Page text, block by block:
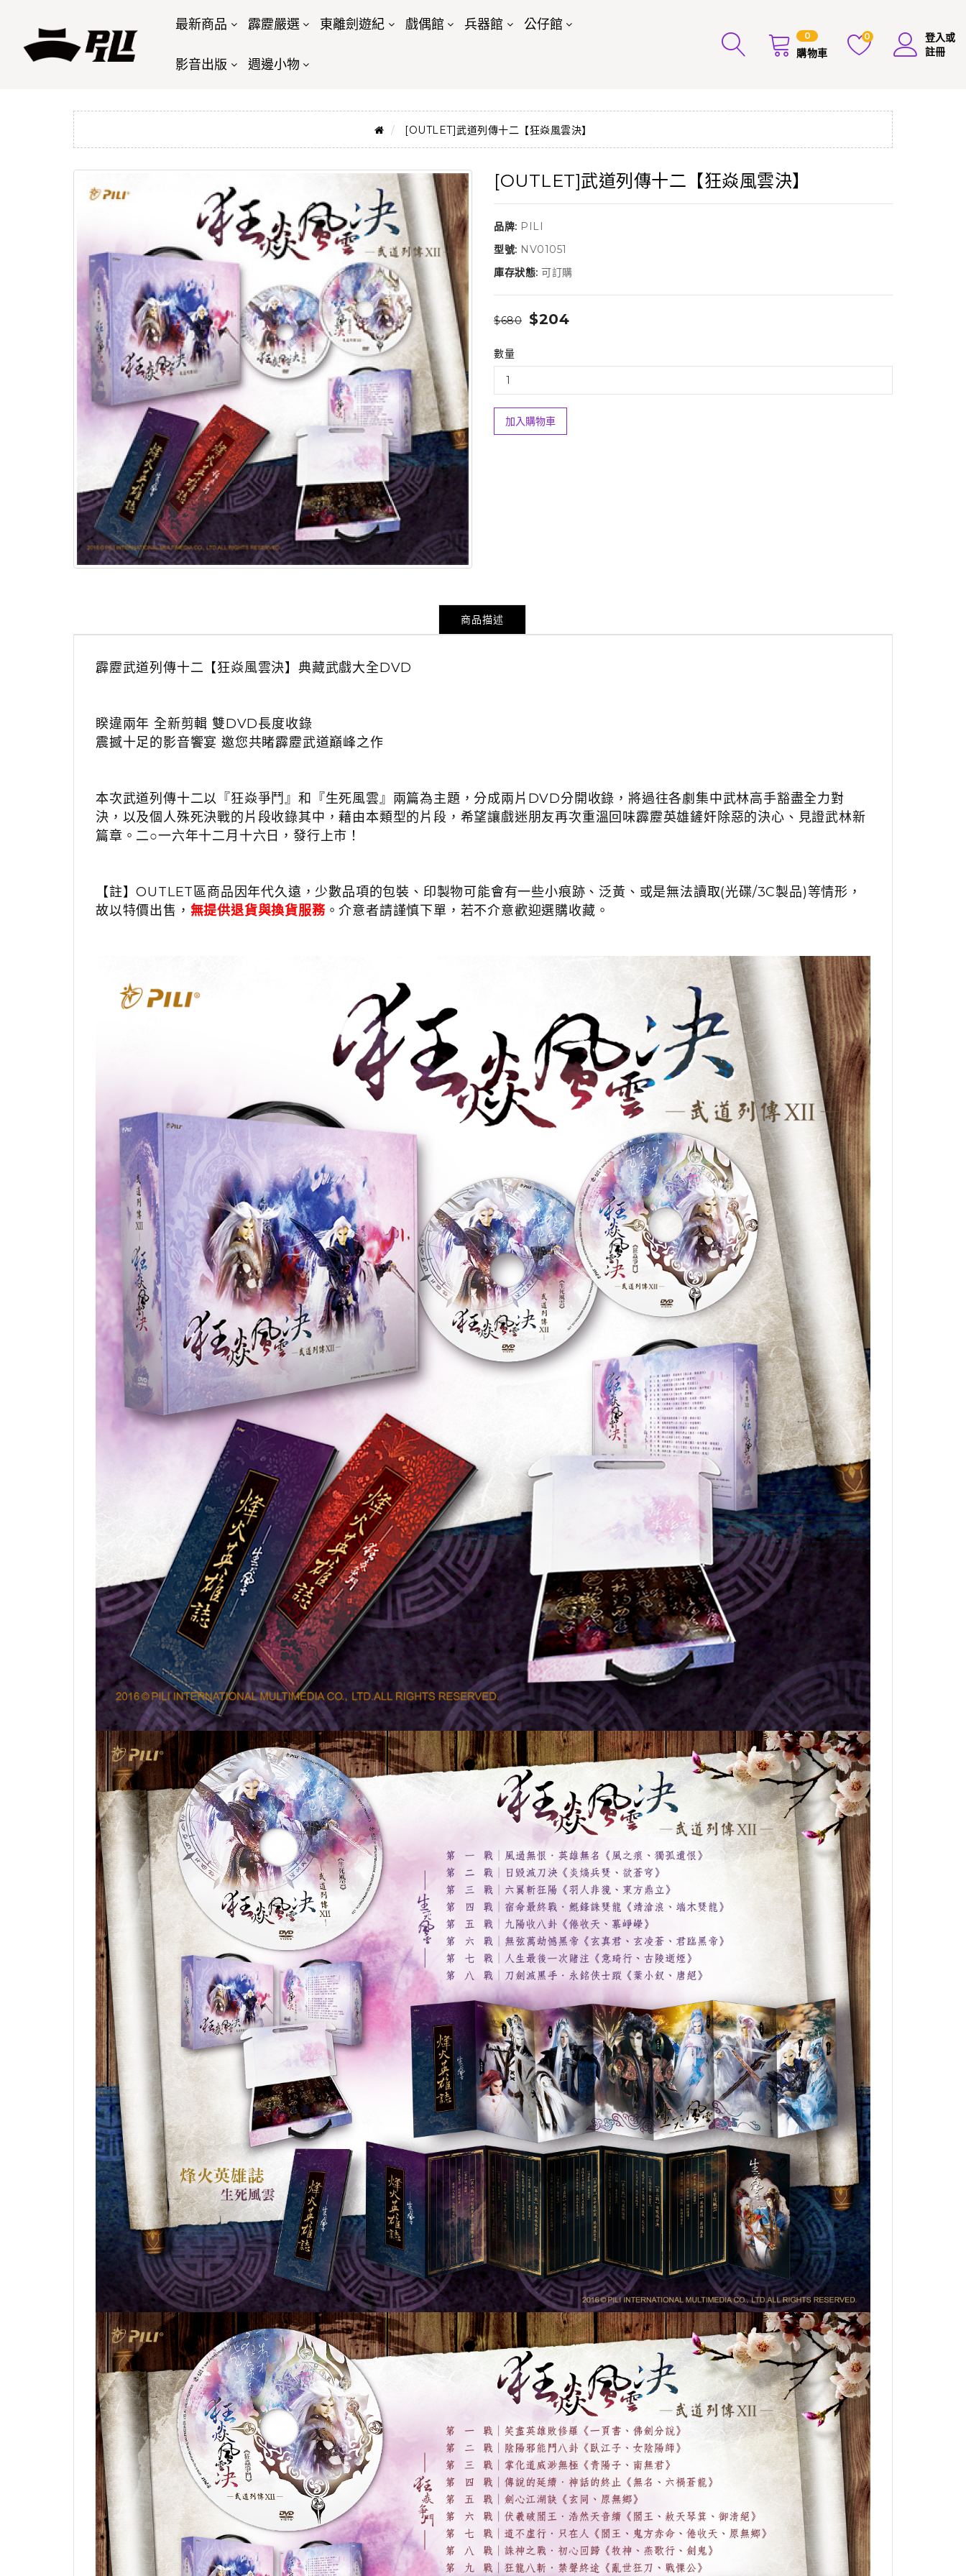
最新商品 霹靂嚴選 東離劍遊紀 戲偶館 兵器館 公仔館
影音出版 週邊小物
0
購物車
0
登入或
註冊
[OUTLET]武道列傳十二【狂焱風雲決】
[OUTLET]武道列傳十二【狂焱風雲決】
品牌: PILI
型號: NV01051
庫存狀態: 可訂購
$680 $204
數量
加入購物車
商品描述
霹靂武道列傳十二【狂焱風雲決】典藏武戲大全DVD
睽違兩年 全新剪輯 雙DVD長度收錄
震撼十足的影音饗宴 邀您共睹霹靂武道巔峰之作
本次武道列傳十二以 『狂焱爭鬥』和 『生死風雲』 兩篇為主題，分成兩片DVD分開收錄，將過往各劇集中武林高手豁盡全力對
決，以及個人殊死決戰的片段收錄其中，藉由本類型的片段，希望讓戲迷朋友再次重溫回味霹靂英雄鏟奸除惡的決心、見證武林新
篇章。 二○一六年十二月十六日 ，發行上市！
【註】OUTLET區商品因年代久遠，少數品項的包裝、印製物可能會有一些小痕跡、泛黃、或是無法讀取(光碟/3C製品)等情形，
故以特價出售， 無提供退貨與換貨服務。介意者請謹慎下單，若不介意歡迎選購收藏。